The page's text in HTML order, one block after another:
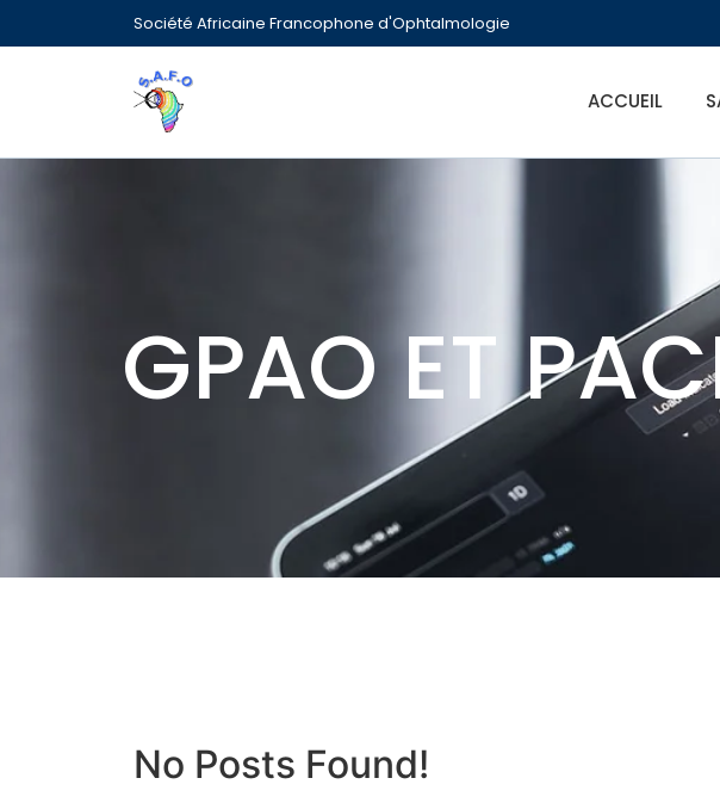
Société Africaine Francophone d'Ophtalmologie
ACCUEIL
GPAO ET
No Posts Found!